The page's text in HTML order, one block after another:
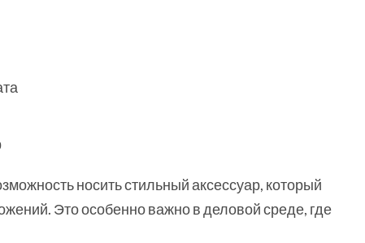
носить стильный аксессуар, который
Это особенно важно в деловой среде, где